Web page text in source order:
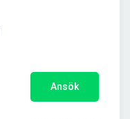
Ansök